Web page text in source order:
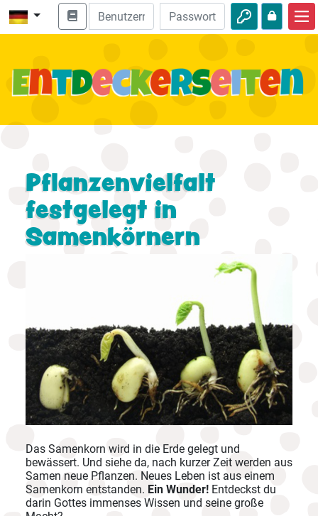
Bibel entdecken
Natur
Abenteuer
Pflanzenvielfalt
festgelegt in
Samenkörnern
Das Samenkorn wird in die Erde gelegt und
bewässert. Und siehe da, nach kurzer Zeit werden aus
Samen neue Pflanzen. Neues Leben ist aus einem
Samenkorn entstanden. Ein Wunder! Entdeckst du
darin Gottes immenses Wissen und seine große